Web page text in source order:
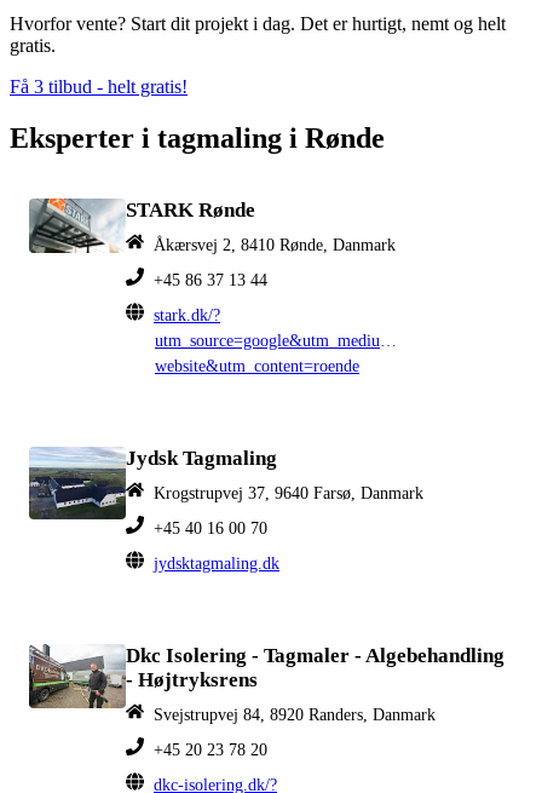
Hvorfor vente? Start dit projekt i dag. Det er hurtigt, nemt og helt
gratis.
Få 3 tilbud - helt gratis!
Eksperter i tagmaling i Rønde
STARK Rønde
Åkærsvej 2, 8410 Rønde, Danmark
+45 86 37 13 44
stark.dk/?
website&utm_content=roende
Jydsk Tagmaling
Krogstrupvej 37, 9640 Farsø, Danmark
+45 40 16 00 70
jydsktagmaling.dk
Dkc Isolering - Tagmaler - Algebehandling
- Højtryksrens
Svejstrupvej 84, 8920 Randers, Danmark
+45 20 23 78 20
dkc-isolering.dk/?